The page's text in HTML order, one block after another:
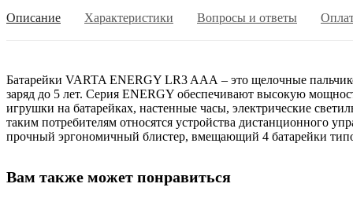
Описание Характеристики Вопросы и ответы
Батарейки VARTA ENERGY LR3 AAА – это щелочные
заряд до 5 лет. Серия ENERGY обеспечивают высокую
игрушки на батарейках, настенные часы, электрические
таким потребителям относятся устройства дистанционного
прочный эргономичный блистер, вмещающий 4 батарейки
Вам также может понравиться